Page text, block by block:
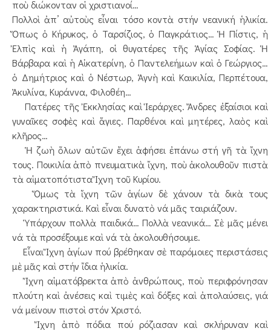
ποὺ διώκονταν οἱ χριστιανοί…
Πολλοὶ ἀπ’ αὐτοὺς εἶναι τόσο κοντὰ στήν νεανική ἡλικία.
Ὅπως ὁ Κήρυκος, ὁ Ταρσίζιος, ὁ Παγκράτιος… Ἡ Πίστις, ἡ
Ἐλπὶς καὶ ἡ Ἀγάπη, οἱ θυγατέρες τῆς Ἁγίας Σοφίας. Ἡ
Βάρβαρα καὶ ἡ Αἰκατερίνη, ὁ Παντελεήμων καὶ ὁ Γεώργιος…
ὁ Δημήτριος καὶ ὁ Νέστωρ, Ἁγνὴ καὶ Καικιλία, Περπέτουα,
Ἀκυλίνα, Κυράννα, Φιλοθέη…
Πατέρες τῆς Ἐκκλησίας καὶ Ἱεράρχες. Ἄνδρες ἐξαίσιοι καὶ
γυναῖκες σοφὲς καὶ ἅγιες. Παρθένοι καὶ μητέρες, λαὸς καὶ
κλῆρος…
Ἡ ζωὴ ὅλων αὐτῶν ἔχει ἀφήσει ἐπάνω στή γῆ τὰ ἴχνη
τους. Ποικιλία ἀπὸ πνευματικὰ ἴχνη, ποὺ ἀκολουθοῦν πιστὰ
τὰ αἱματοπότιστα Ἴχνη τοῦ Κυρίου.
Ὅμως τὰ ἴχνη τῶν ἁγίων δὲ χάνουν τὰ δικὰ τους
χαρακτηριστικά. Καὶ εἶναι δυνατὸ νά μᾶς ταιριάζουν.
Ὑπάρχουν πολλὰ παιδικά… Πολλὰ νεανικά… Σὲ μᾶς μένει
νά τὰ προσέξουμε καὶ νά τὰ ἀκολουθήσουμε.
Εἶναι Ἴχνη ἁγίων πού βρέθηκαν σὲ παρόμοιες περιστάσεις
μὲ μᾶς καὶ στήν ἴδια ἡλικία.
Ἴχνη αἱματόβρεκτα ἀπὸ ἀνθρώπους, ποὺ περιφρόνησαν
πλούτη καὶ ἀνέσεις καὶ τιμὲς καὶ δόξες καὶ ἀπολαύσεις, γιά
νά μείνουν πιστοὶ στόν Χριστό.
Ἴχνη ἀπὸ πόδια πού ρόζιασαν καὶ σκλήρυναν καὶ